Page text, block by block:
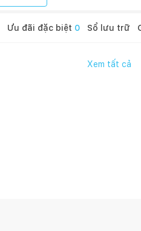
Ưu đãi đặc biệt 0 Sổ lưu trữ
Xem tất cả